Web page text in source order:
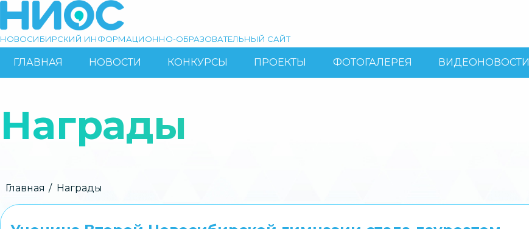
основному
Поиск
НОВОСИБИРСКИЙ ИНФОРМАЦИОННО-ОБРАЗОВАТЕЛЬНЫЙ САЙТ
ОСНОВНАЯ
ГЛАВНАЯ НОВОСТИ КОНКУРСЫ ПРОЕКТЫ ФОТОГАЛЕРЕЯ ВИДЕОНОВОСТИ
Награды
Строка
навигации
Главная Награды